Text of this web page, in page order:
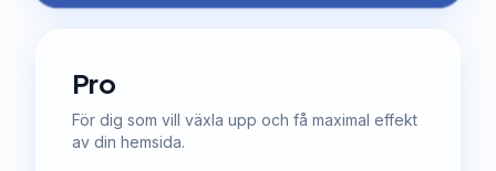
Pro
För dig som vill växla upp och få maximal effekt
av din hemsida.